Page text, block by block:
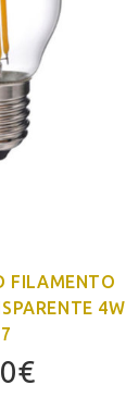
FILAMENTO
4W
€